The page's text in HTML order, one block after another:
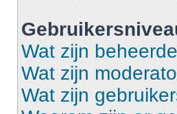
Wat zijn
Wat zijn
Wat zijn